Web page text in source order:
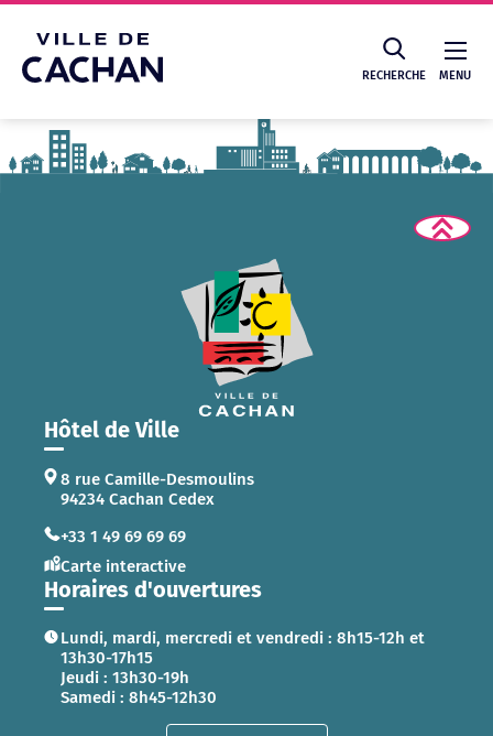
RECHERCHE MENU
Recherche
Hôtel de Ville
8 rue Camille-Desmoulins
94234 Cachan Cedex
+33 1 49 69 69 69
Carte interactive
Horaires d'ouvertures
Lundi, mardi, mercredi et vendredi : 8h15-12h et
13h30-17h15
Jeudi : 13h30-19h
Samedi : 8h45-12h30
Cookies management panel